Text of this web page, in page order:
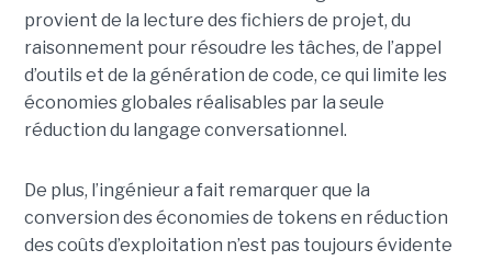
provient de la lecture des fichiers de projet, du
raisonnement pour résoudre les tâches, de l’appel
d’outils et de la génération de code, ce qui limite les
économies globales réalisables par la seule
réduction du langage conversationnel.
De plus, l’ingénieur a fait remarquer que la
conversion des économies de tokens en réduction
des coûts d’exploitation n’est pas toujours évidente